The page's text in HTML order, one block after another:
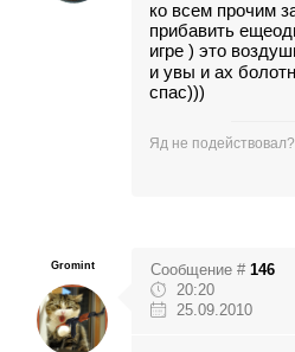
ко всем прочим
прибавить
игре ) это
и увы и ах
спас)))
Яд не подействовал?
Gromint Сообщение # 146
20:20
25.09.2010